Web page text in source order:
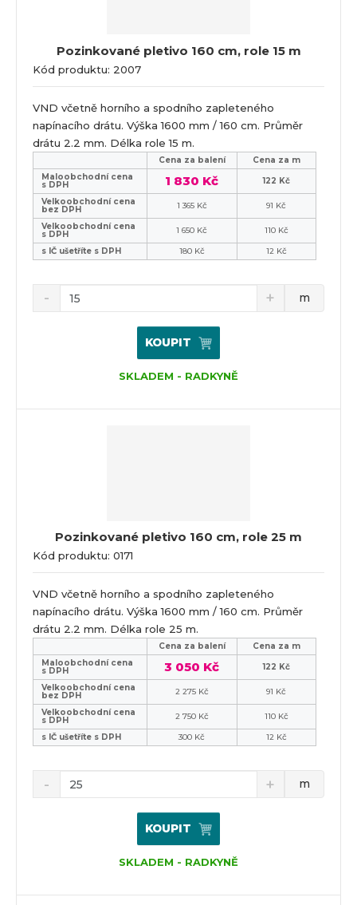
Pozinkované pletivo 160 cm, role 15 m
Kód produktu: 2007
VND včetně horního a spodního zapleteného
napínacího drátu. Výška 1600 mm / 160 cm. Průměr
drátu 2.2 mm. Délka role 15 m.
Cena za balení
Cena za m
Maloobchodní cena
s DPH 1 830 Kč
122 Kč
Velkoobchodní cena
bez DPH 1 365 Kč
91 Kč
Velkoobchodní cena
s DPH 1 650 Kč
110 Kč
s IČ ušetříte s DPH
180 Kč 12 Kč
m
KOUPIT
SKLADEM - RADKYNĚ
Pozinkované pletivo 160 cm, role 25 m
Kód produktu: 0171
VND včetně horního a spodního zapleteného
napínacího drátu. Výška 1600 mm / 160 cm. Průměr
drátu 2.2 mm. Délka role 25 m.
Cena za balení
Cena za m
Maloobchodní cena
s DPH 3 050 Kč
122 Kč
Velkoobchodní cena
bez DPH 2 275 Kč
91 Kč
Velkoobchodní cena
s DPH 2 750 Kč
110 Kč
s IČ ušetříte s DPH
300 Kč 12 Kč
m
KOUPIT
SKLADEM - RADKYNĚ